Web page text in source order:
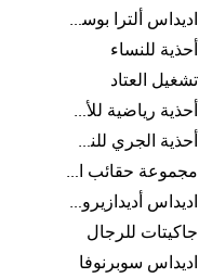
اديداس ألترا بوست
أحذية للنساء
تشغيل العتاد
أحذية رياضية للأطفال
أحذية الجري للنساء
مجموعة حقائب الظهر
اديداس أديدازيرو معدات الجري
جاكيتات للرجال
اديداس سوبرنوفا